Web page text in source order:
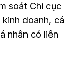
soát Chi cục
doanh, cá
nhân có liên